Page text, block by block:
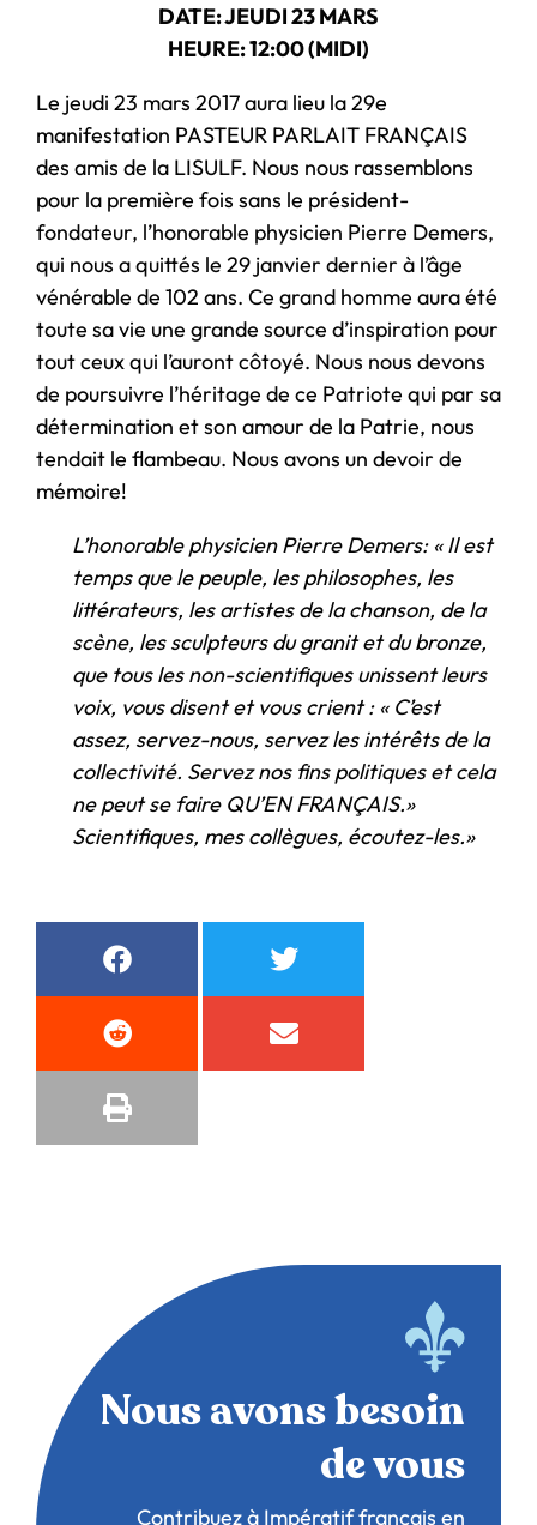
DATE: JEUDI 23 MARS
HEURE: 12:00 (MIDI)
Le jeudi 23 mars 2017 aura lieu la 29e
manifestation PASTEUR PARLAIT FRANÇAIS
des amis de la LISULF. Nous nous rassemblons
pour la première fois sans le président-
fondateur, l’honorable physicien Pierre Demers,
qui nous a quittés le 29 janvier dernier à l’âge
vénérable de 102 ans. Ce grand homme aura été
toute sa vie une grande source d’inspiration pour
tout ceux qui l’auront côtoyé. Nous nous devons
de poursuivre l’héritage de ce Patriote qui par sa
détermination et son amour de la Patrie, nous
tendait le flambeau. Nous avons un devoir de
mémoire!
L’honorable physicien Pierre Demers: « Il est
temps que le peuple, les philosophes, les
littérateurs, les artistes de la chanson, de la
scène, les sculpteurs du granit et du bronze,
que tous les non-scientifiques unissent leurs
voix, vous disent et vous crient : « C’est
assez, servez-nous, servez les intérêts de la
collectivité. Servez nos fins politiques et cela
ne peut se faire QU’EN FRANÇAIS.»
Scientifiques, mes collègues, écoutez-les.»
Nous avons besoin
de vous
Contribuez à Impératif français en